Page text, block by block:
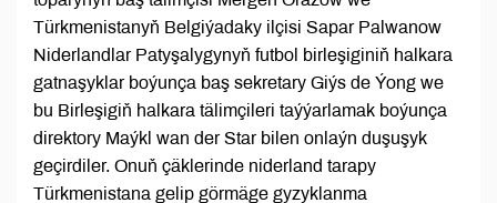
Türkmenistanyň Belgiýadaky ilçisi Sapar Palwanow
Niderlandlar Patyşalygynyň futbol birleşiginiň halkara
gatnaşyklar boýunça baş sekretary Giýs de Ýong we
bu Birleşigiň halkara tälimçileri taýýarlamak boýunça
direktory Maýkl wan der Star bilen onlaýn duşuşyk
geçirdiler. Onuň çäklerinde niderland tarapy
Türkmenistana gelip görmäge gyzyklanma